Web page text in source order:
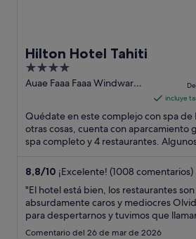
Hilton Hotel Tahiti
4
out
5
Auae Faaa Faaa Windward
incluye
Quédate en este complejo con spa de
otras cosas, cuenta con aparcamiento
spa completo y 4 restaurantes.
8,8/10 ¡Excelente! (1008 comentarios)
"El hotel está bien, los restaurantes son
absurdamente caros y mediocres
para despertarnos y tuvimos que
para que recogieran el equipaje"
Comentario del 26 de mar de 2026